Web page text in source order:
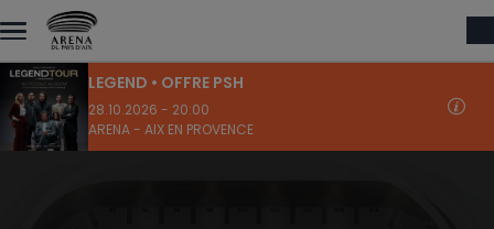
Aller au contenu principal
LEGEND • OFFRE PSH
28.10.2026 - 20:00
ARENA - AIX EN PROVENCE